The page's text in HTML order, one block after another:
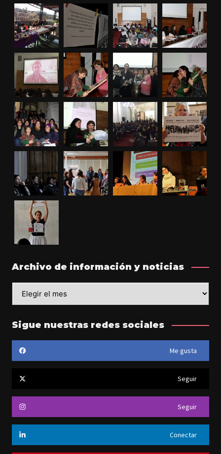
Archivo de información y noticias
Sigue nuestras redes sociales
Me gusta
Seguir
Seguir
Conectar